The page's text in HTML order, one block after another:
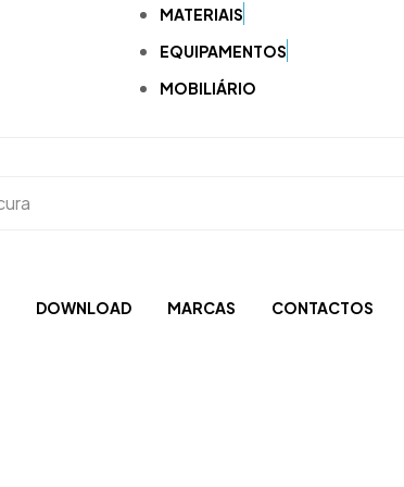
MATERIAIS
EQUIPAMENTOS
MOBILIÁRIO
DOWNLOAD MARCAS CONTACTOS